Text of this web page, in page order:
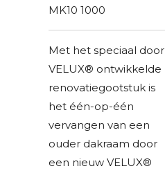
MK10 1000
Met het speciaal door
VELUX® ontwikkelde
renovatiegootstuk is
het één-op-één
vervangen van een
ouder dakraam door
een nieuw VELUX®